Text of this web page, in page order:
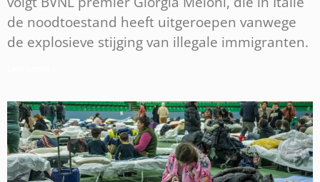
de noodtoestand heeft uitgeroepen vanwege
de explosieve stijging van illegale immigranten.